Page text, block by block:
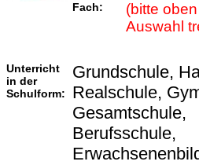
Fach:
(bitte
Auswahl
Unterricht
in der
Schulform:
Grundschule,
Realschule,
Gesamtschule,
Berufsschule,